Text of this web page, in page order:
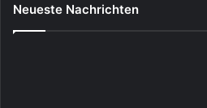
Neueste Nachrichten